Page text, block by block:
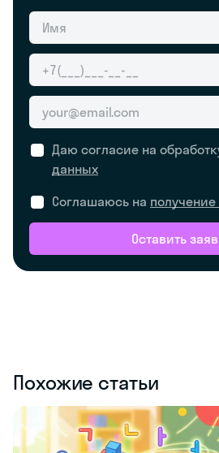
Даю согласие на
данных
Соглашаюсь на
Оставить
Похожие статьи